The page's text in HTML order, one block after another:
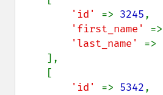
'id' => 3245,
'first_name' =>
'last_name' =>
'id' => 5342,